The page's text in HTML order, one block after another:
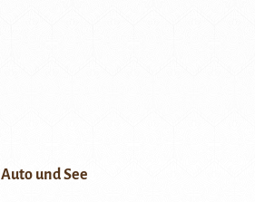
Auto und See